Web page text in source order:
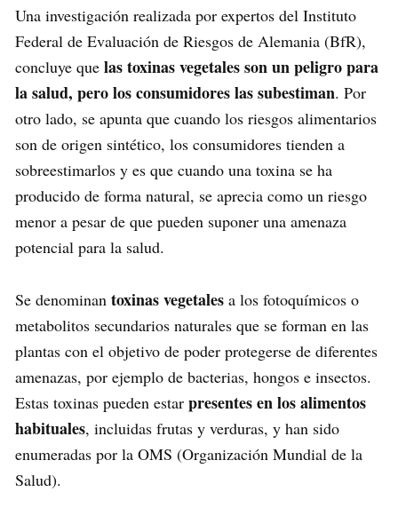
Una investigación realizada por expertos del Instituto
Federal de Evaluación de Riesgos de Alemania (BfR),
concluye que las toxinas vegetales son un peligro para
la salud, pero los consumidores las subestiman. Por
otro lado, se apunta que cuando los riesgos alimentarios
son de origen sintético, los consumidores tienden a
sobreestimarlos y es que cuando una toxina se ha
producido de forma natural, se aprecia como un riesgo
menor a pesar de que pueden suponer una amenaza
potencial para la salud.
Se denominan toxinas vegetales a los fotoquímicos o
metabolitos secundarios naturales que se forman en las
plantas con el objetivo de poder protegerse de diferentes
amenazas, por ejemplo de bacterias, hongos e insectos.
Estas toxinas pueden estar presentes en los alimentos
habituales, incluidas frutas y verduras, y han sido
enumeradas por la OMS (Organización Mundial de la
Salud).